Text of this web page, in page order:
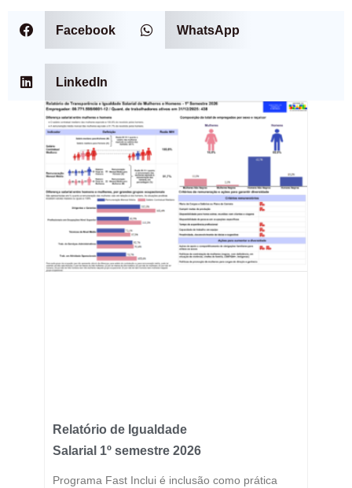
Facebook WhatsApp
LinkedIn
Relatório de Igualdade
Salarial 1º semestre 2026
Programa Fast Inclui é inclusão como prática